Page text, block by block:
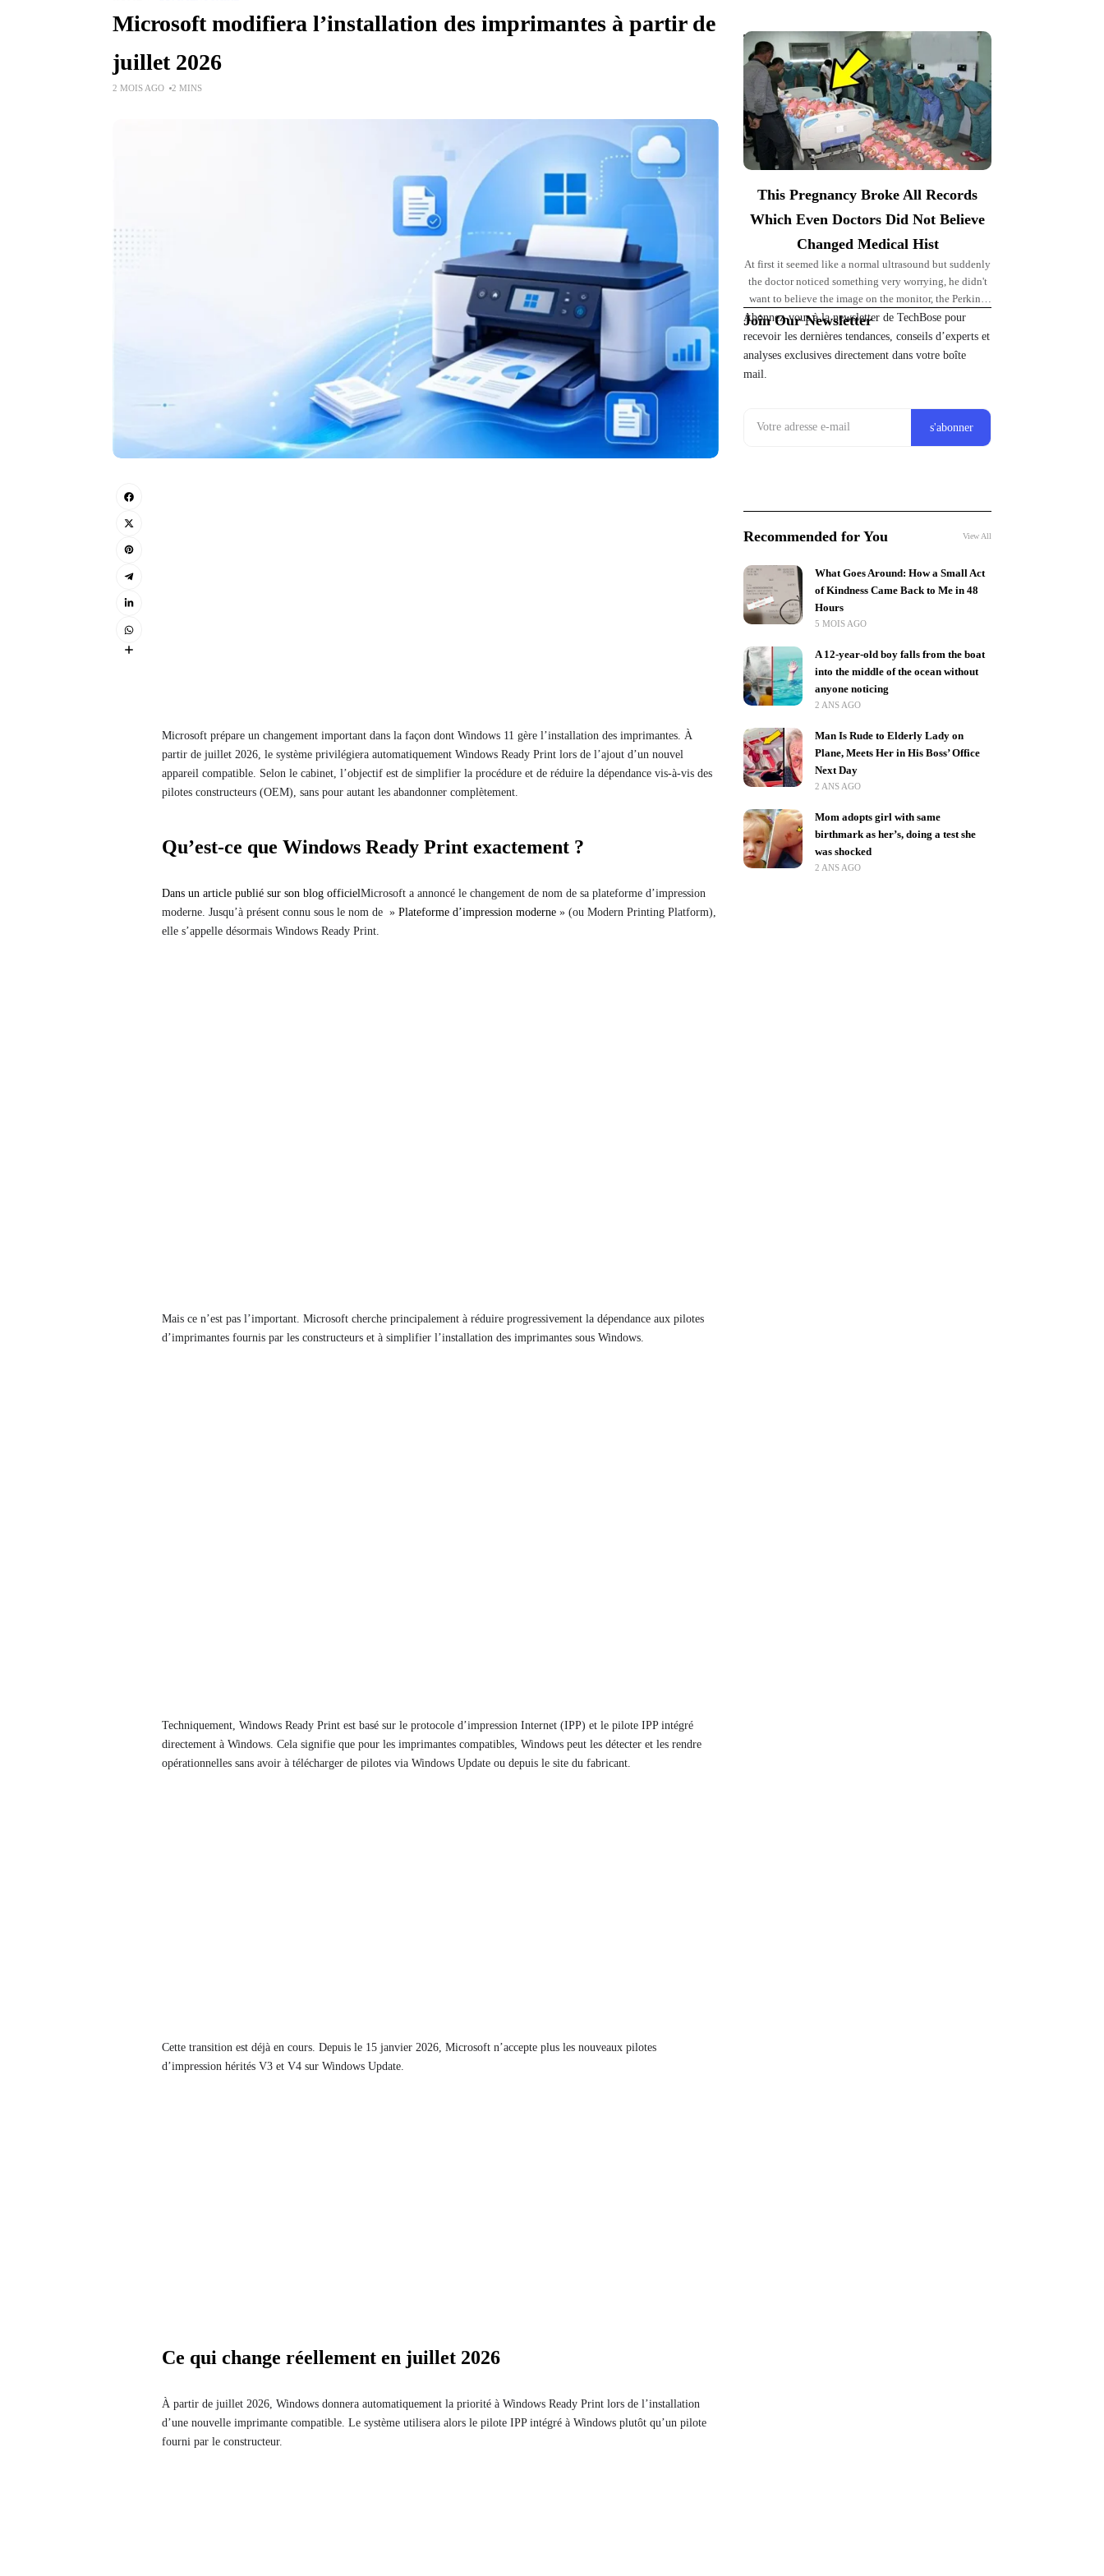
Microsoft modifiera l’installation des imprimantes à partir de
juillet 2026
2 MOIS AGO 2 MINS
Microsoft prépare un changement important dans la façon dont Windows 11 gère l’installation des imprimantes. À
partir de juillet 2026, le système privilégiera automatiquement Windows Ready Print lors de l’ajout d’un nouvel
appareil compatible. Selon le cabinet, l’objectif est de simplifier la procédure et de réduire la dépendance vis-à-vis des
pilotes constructeurs (OEM), sans pour autant les abandonner complètement.
Qu’est-ce que Windows Ready Print exactement ?
Dans un article publié sur son blog officielMicrosoft a annoncé le changement de nom de sa plateforme d’impression
moderne. Jusqu’à présent connu sous le nom de » Plateforme d’impression moderne » (ou Modern Printing Platform),
elle s’appelle désormais Windows Ready Print.
Mais ce n’est pas l’important. Microsoft cherche principalement à réduire progressivement la dépendance aux pilotes
d’imprimantes fournis par les constructeurs et à simplifier l’installation des imprimantes sous Windows.
Techniquement, Windows Ready Print est basé sur le protocole d’impression Internet (IPP) et le pilote IPP intégré
directement à Windows. Cela signifie que pour les imprimantes compatibles, Windows peut les détecter et les rendre
opérationnelles sans avoir à télécharger de pilotes via Windows Update ou depuis le site du fabricant.
Cette transition est déjà en cours. Depuis le 15 janvier 2026, Microsoft n’accepte plus les nouveaux pilotes
d’impression hérités V3 et V4 sur Windows Update.
Ce qui change réellement en juillet 2026
À partir de juillet 2026, Windows donnera automatiquement la priorité à Windows Ready Print lors de l’installation
d’une nouvelle imprimante compatible. Le système utilisera alors le pilote IPP intégré à Windows plutôt qu’un pilote
fourni par le constructeur.
Top Picks for You
This Pregnancy Broke All Records
Which Even Doctors Did Not Believe
Changed Medical Hist
At first it seemed like a normal ultrasound but suddenly
the doctor noticed something very worrying, he didn't
want to believe the image on the monitor, the Perkins'
pregnancy took
Join Our Newsletter
Abonnez-vous à la newsletter de TechBose pour
recevoir les dernières tendances, conseils d’experts et
analyses exclusives directement dans votre boîte
mail.
Recommended for You View All
What Goes Around: How a Small Act
of Kindness Came Back to Me in 48
Hours
5 MOIS AGO
A 12-year-old boy falls from the boat
into the middle of the ocean without
anyone noticing
2 ANS AGO
Man Is Rude to Elderly Lady on
Plane, Meets Her in His Boss’ Office
Next Day
2 ANS AGO
Mom adopts girl with same
birthmark as her’s, doing a test she
was shocked
2 ANS AGO